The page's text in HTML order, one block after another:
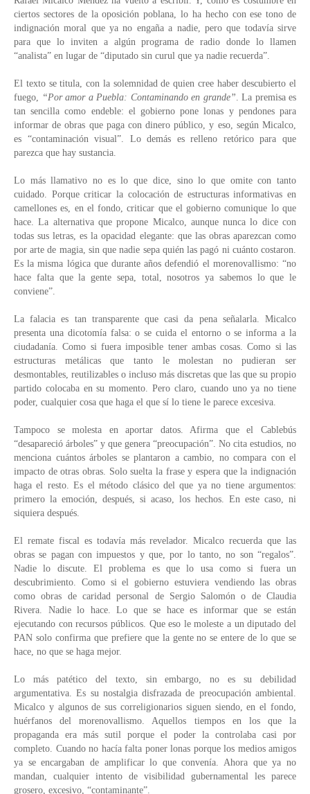
ciertos sectores de la oposición poblana, lo ha hecho con ese tono de
indignación moral que ya no engaña a nadie, pero que todavía sirve
para que lo inviten a algún programa de radio donde lo llamen
“analista” en lugar de “diputado sin curul que ya nadie recuerda”.
El texto se titula, con la solemnidad de quien cree haber descubierto el
fuego,
“Por amor a Puebla: Contaminando en grande” . La premisa es
tan sencilla como endeble: el gobierno pone lonas y pendones para
informar de obras que paga con dinero público, y eso, según Micalco,
es “contaminación visual”. Lo demás es relleno retórico para que
parezca que hay sustancia.
Lo más llamativo no es lo que dice, sino lo que omite con tanto
cuidado. Porque criticar la colocación de estructuras informativas en
camellones es, en el fondo, criticar que el gobierno comunique lo que
hace. La alternativa que propone Micalco, aunque nunca lo dice con
todas sus letras, es la opacidad elegante: que las obras aparezcan como
por arte de magia, sin que nadie sepa quién las pagó ni cuánto costaron.
Es la misma lógica que durante años defendió el morenovallismo: “no
hace falta que la gente sepa, total, nosotros ya sabemos lo que le
conviene”.
La falacia es tan transparente que casi da pena señalarla. Micalco
presenta una dicotomía falsa: o se cuida el entorno o se informa a la
ciudadanía. Como si fuera imposible tener ambas cosas. Como si las
estructuras metálicas que tanto le molestan no pudieran ser
desmontables, reutilizables o incluso más discretas que las que su propio
partido colocaba en su momento. Pero claro, cuando uno ya no tiene
poder, cualquier cosa que haga el que sí lo tiene le parece excesiva.
Tampoco se molesta en aportar datos. Afirma que el Cablebús
“desapareció árboles” y que genera “preocupación”. No cita estudios, no
menciona cuántos árboles se plantaron a cambio, no compara con el
impacto de otras obras. Solo suelta la frase y espera que la indignación
haga el resto. Es el método clásico del que ya no tiene argumentos:
primero la emoción, después, si acaso, los hechos. En este caso, ni
siquiera después.
El remate fiscal es todavía más revelador. Micalco recuerda que las
obras se pagan con impuestos y que, por lo tanto, no son “regalos”.
Nadie lo discute. El problema es que lo usa como si fuera un
descubrimiento. Como si el gobierno estuviera vendiendo las obras
como obras de caridad personal de Sergio Salomón o de Claudia
Rivera. Nadie lo hace. Lo que se hace es informar que se están
ejecutando con recursos públicos. Que eso le moleste a un diputado del
PAN solo confirma que prefiere que la gente no se entere de lo que se
hace, no que se haga mejor.
Lo más patético del texto, sin embargo, no es su debilidad
argumentativa. Es su nostalgia disfrazada de preocupación ambiental.
Micalco y algunos de sus correligionarios siguen siendo, en el fondo,
huérfanos del morenovallismo. Aquellos tiempos en los que la
propaganda era más sutil porque el poder la controlaba casi por
completo. Cuando no hacía falta poner lonas porque los medios amigos
ya se encargaban de amplificar lo que convenía. Ahora que ya no
mandan, cualquier intento de visibilidad gubernamental les parece
grosero, excesivo, “contaminante”.